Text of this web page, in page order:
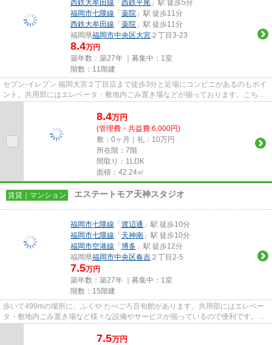
西鉄大牟田線 「 西鉄平尾 」駅 徒歩5分
福岡市七隈線 「薬院 」駅 徒歩11分
西鉄大牟田線 「薬院 」駅 徒歩11分
福岡県福岡市中央区大宮 ２丁目3-23
8.4万円
築年数：築27年 ｜募集中： 1室
階数：11階建
セブン‐イレブン 福岡大宮２丁目店まで徒歩3分と近場にコンビニがあるのもポイ
ント。共用部にはエレベータ・敷地内ごみ置き場などが揃っております。こちら
の物件はマンションです。外...
8.4万円
(管理費・共益費 6,000円)
敷：0ヶ月｜礼：10万円
所在階：7階
間取り：1LDK
面積：42.24㎡
賃貸｜マンション エステートモア天神スタジオ
福岡市七隈線 「渡辺通 」駅 徒歩10分
福岡市七隈線 「天神南 」駅 徒歩10分
福岡市空港線 「博多 」駅 徒歩12分
福岡県福岡市中央区春吉 ２丁目2-5
7.5万円
築年数：築27年 ｜募集中： 1室
階数：15階建
歩いて499mの場所に、ふくや たべごろ百旬館があります。共用部にはエレベー
タ・敷地内ごみ置き場など様々な設備やサービスが揃っているので便利です。平
坦な場所にあるマンションなら...
7.5万円